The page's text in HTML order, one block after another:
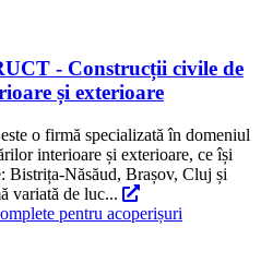
- Construcții civile de
și exterioare
o firmă specializată în domeniul
interioare și exterioare, ce își
Bistrița-Năsăud, Brașov, Cluj și
variată de luc...